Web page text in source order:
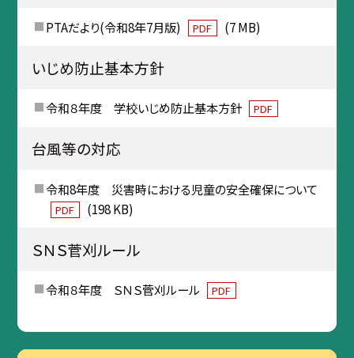
PTAだより(令和8年7月版) PDF (7 MB)
いじめ防止基本方針
令和８年度 学校いじめ防止基本方針 PDF
台風等の対応
令和8年度 災害時における児童の安全確保について
PDF (198 KB)
ＳＮＳ菅刈ルール
令和８年度 ＳＮＳ菅刈ルール PDF